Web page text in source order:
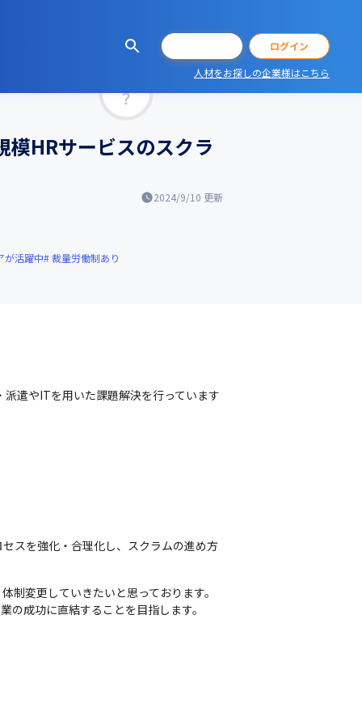
ログイン
人材をお探しの企業様はこちら
HRサービスのスクラ
2024/9/10 更新
が活躍中 裁量労働制あり
遣やITを用いた課題解決を行っています
スを強化・合理化し、スクラムの進め方
変更していきたいと思っております。
成功に直結することを目指します。